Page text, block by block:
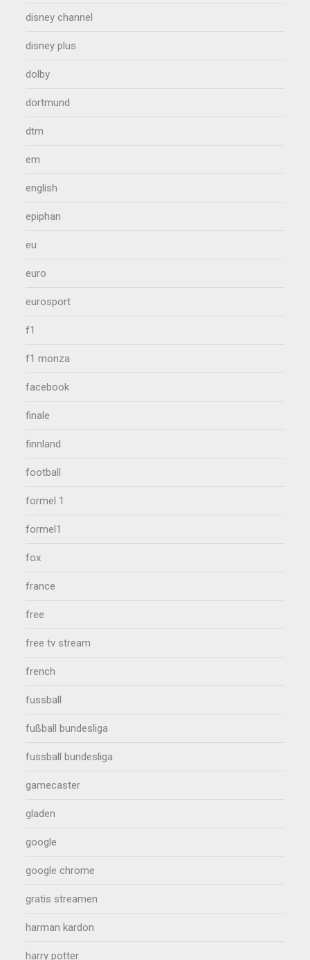
disney channel
disney plus
dolby
dortmund
dtm
em
english
epiphan
eu
euro
eurosport
f1
f1 monza
facebook
finale
finnland
football
formel 1
formel1
fox
france
free
free tv stream
french
fussball
fußball bundesliga
fussball bundesliga
gamecaster
gladen
google
google chrome
gratis streamen
harman kardon
harry potter